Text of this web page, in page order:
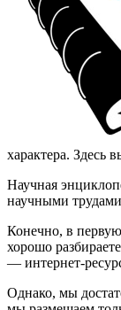
характера. Здесь
Научная
научными
Конечно, в
хорошо
— интернет-
Однако, мы